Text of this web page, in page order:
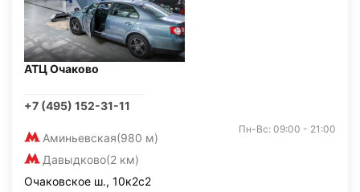
АТЦ Очаково
+7 (495) 152-31-11
Аминьевская(980 м)
Давыдково(2 км)
Пн-Вс: 09:00 - 21:00
Очаковское ш., 10к2с2